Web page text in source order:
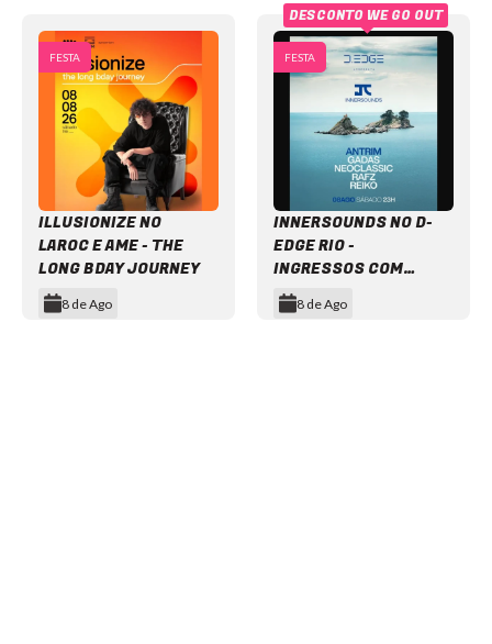
FESTA
ILLUSIONIZE NO
LAROC E AME - THE
LONG BDAY JOURNEY
8 de Ago
FESTA
INNERSOUNDS NO D-
EDGE RIO -
INGRESSOS COM
DESCONTO
8 de Ago
DESCONTO WE GO OUT